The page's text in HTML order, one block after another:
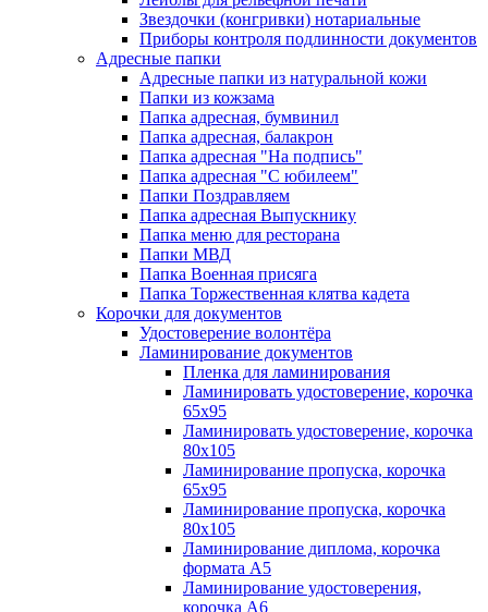
Звездочки (конгривки) нотариальные
Приборы контроля подлинности документов
Адресные папки
Адресные папки из натуральной кожи
Папки из кожзама
Папка адресная, бумвинил
Папка адресная, балакрон
Папка адресная "На подпись"
Папка адресная "C юбилеем"
Папки Поздравляем
Папка адресная Выпускнику
Папка меню для ресторана
Папки МВД
Папка Военная присяга
Папка Торжественная клятва кадета
Корочки для документов
Удостоверение волонтёра
Ламинирование документов
Пленка для ламинирования
Ламинировать удостоверение, корочка
65х95
Ламинировать удостоверение, корочка
80х105
Ламинирование пропуска, корочка
65х95
Ламинирование пропуска, корочка
80х105
Ламинирование диплома, корочка
формата А5
Ламинирование удостоверения,
корочка А6